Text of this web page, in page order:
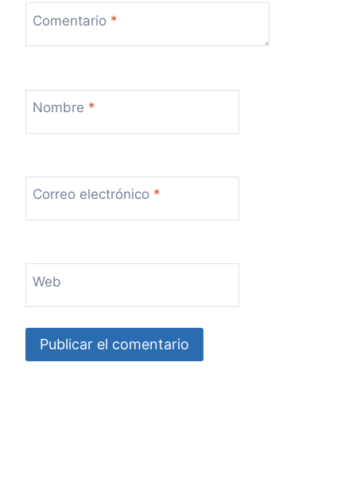
Comentario *
Nombre *
Correo electrónico *
Web